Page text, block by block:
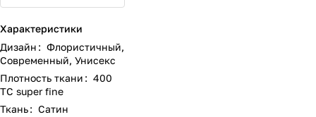
Характеристики
Дизайн : Флористичный,
Современный, Унисекс
Плотность ткани : 400
ТС super fine
Ткань: Сатин